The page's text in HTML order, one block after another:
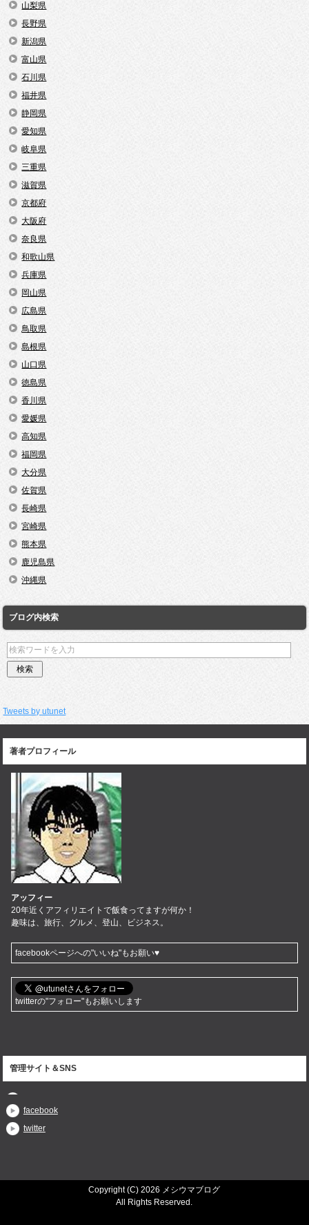
山梨県
長野県
新潟県
富山県
石川県
福井県
静岡県
愛知県
岐阜県
三重県
滋賀県
京都府
大阪府
奈良県
和歌山県
兵庫県
岡山県
広島県
鳥取県
島根県
山口県
徳島県
香川県
愛媛県
高知県
福岡県
大分県
佐賀県
長崎県
宮崎県
熊本県
鹿児島県
沖縄県
ブログ内検索
Tweets by utunet
著者プロフィール
アッフィー
20年近くアフィリエイトで飯食ってますが何か！
趣味は、旅行、グルメ、登山、ビジネス。
facebookページへの"いいね"もお願い♥
twitterの"フォロー"もお願いします
管理サイト＆SNS
facebook
twitter
Copyright (C) 2026 メシウマブログ
All Rights Reserved.